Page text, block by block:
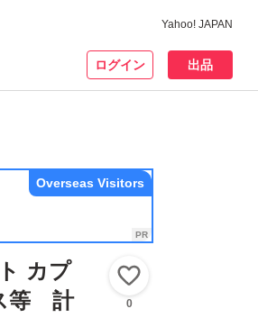
Yahoo! JAPAN
ログイン 出品
Overseas Visitors
カプ
等 計
0